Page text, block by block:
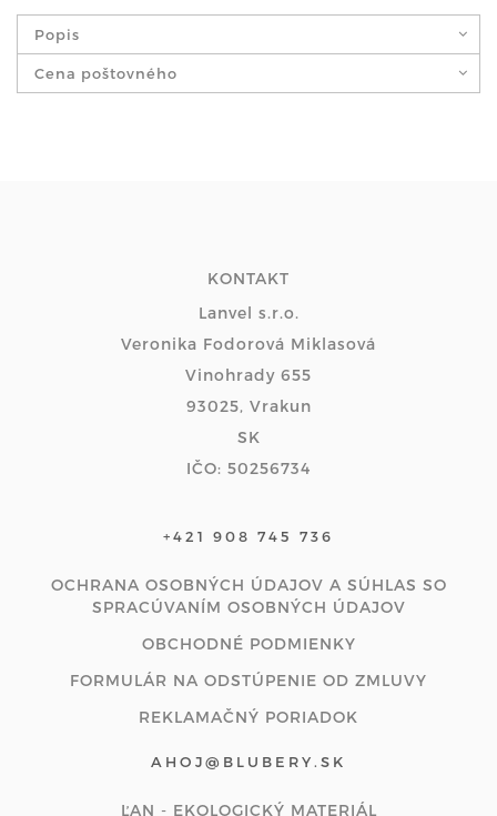
Popis
Cena poštovného
KONTAKT
Lanvel s.r.o.
Veronika Fodorová Miklasová
Vinohrady 655
93025, Vrakun
SK
IČO: 50256734
+421 908 745 736
OCHRANA OSOBNÝCH ÚDAJOV A SÚHLAS SO
SPRACÚVANÍM OSOBNÝCH ÚDAJOV
OBCHODNÉ PODMIENKY
FORMULÁR NA ODSTÚPENIE OD ZMLUVY
REKLAMAČNÝ PORIADOK
AHOJ@BLUBERY.SK
ĽAN - EKOLOGICKÝ MATERIÁL